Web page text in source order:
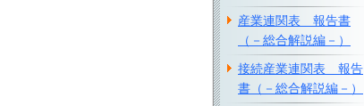
産業連関表 報告書
（－総合解説編－）
接続産業連関表 報告
書（－総合解説編－）